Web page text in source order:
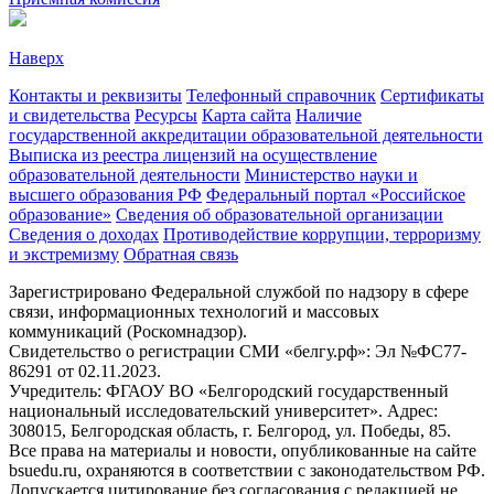
Наверх
Контакты и реквизиты Телефонный справочник Сертификаты
и свидетельства Ресурсы Карта сайта Наличие
государственной аккредитации образовательной деятельности
Выписка из реестра лицензий на осуществление
образовательной деятельности Министерствo науки и
высшего образования РФ Федеральный портал «Российское
образование» Сведения об образовательной организации
Сведения о доходах Противодействие коррупции, терроризму
и экстремизму Обратная связь
Зарегистрировано Федеральной службой по надзору в сфере
связи, информационных технологий и массовых
коммуникаций (Роскомнадзор).
Свидетельство о регистрации СМИ «белгу.рф»: Эл №ФС77-
86291 от 02.11.2023.
Учредитель: ФГАОУ ВО «Белгородский государственный
национальный исследовательский университет». Адрес:
308015, Белгородская область, г. Белгород, ул. Победы, 85.
Все права на материалы и новости, опубликованные на сайте
bsuedu.ru, охраняются в соответствии с законодательством РФ.
Допускается цитирование без согласования с редакцией не